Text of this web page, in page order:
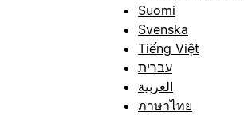
Suomi
Svenska
Tiếng Việt
עברית
العربية
ภาษาไทย